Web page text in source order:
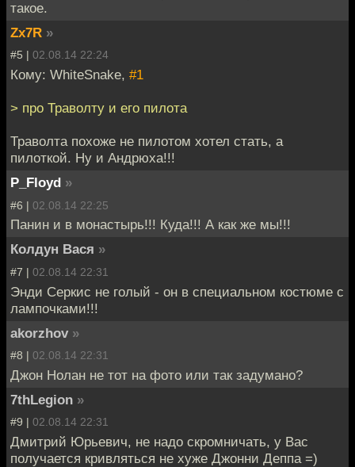
такое.
Zx7R »
#5 | 02.08.14 22:24
Кому: WhiteSnake, #1
> про Траволту и его пилота
Траволта похоже не пилотом хотел стать, а
пилоткой. Ну и Андрюха!!!
P_Floyd »
#6 | 02.08.14 22:25
Панин и в монастырь!!! Куда!!! А как же мы!!!
Колдун Вася »
#7 | 02.08.14 22:31
Энди Серкис не голый - он в специальном костюме с
лампочками!!!
akorzhov »
#8 | 02.08.14 22:31
Джон Нолан не тот на фото или так задумано?
7thLegion »
#9 | 02.08.14 22:31
Дмитрий Юрьевич, не надо скромничать, у Вас
получается кривляться не хуже Джонни Деппа =)